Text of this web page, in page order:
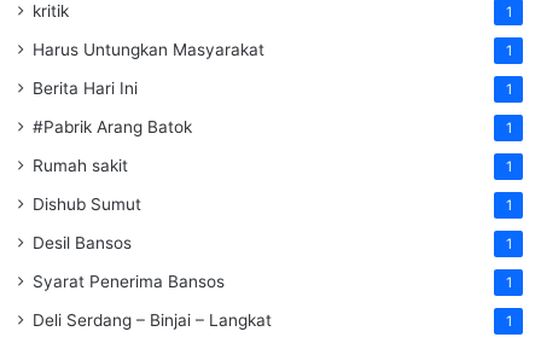
kritik 1
Harus Untungkan Masyarakat 1
Berita Hari Ini 1
#Pabrik Arang Batok 1
Rumah sakit 1
Dishub Sumut 1
Desil Bansos 1
Syarat Penerima Bansos 1
Deli Serdang – Binjai – Langkat 1